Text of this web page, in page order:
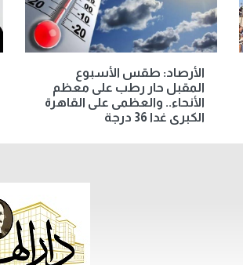
الأرصاد: طقس الأسبوع
المقبل حار رطب على معظم
الأنحاء.. والعظمى على القاهرة
الكبرى غدا 36 درجة